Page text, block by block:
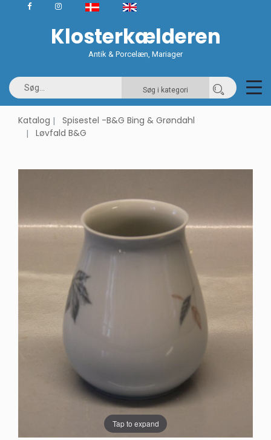
Klosterkælderen
Antik & Porcelæn, Mariager
Søg i kategori
Katalog
Spisestel -B&G Bing & Grøndahl
Løvfald B&G
Tap to expand